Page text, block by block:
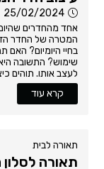
25/02/2024
אחד מהחדרים
המטרה של החדר
בחיי היומיום? האם
שימוש? התשובה
לעצב אותו. תוהים
קרא עוד
תאורה לבית
תאורה